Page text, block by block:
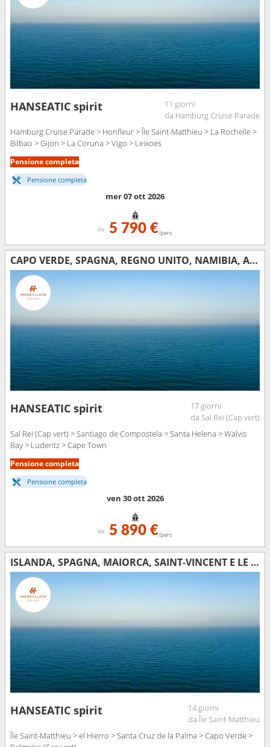
HANSEATIC spirit
11 giorni
da Hamburg Cruise Parade
Hamburg Cruise Parade > Honfleur > Île Saint-Matthieu > La Rochelle >
Bilbao > Gijon > La Coruna > Vigo > Leixoes
Pensione completa
Pensione completa
mer 07 ott 2026
da 5 790 €/pers
CAPO VERDE, SPAGNA, REGNO UNITO, NAMIBIA, AFRICA DEL SUD
HANSEATIC spirit
17 giorni
da Sal Rei (Cap vert)
Sal Rei (Cap vert) > Santiago de Compostela > Santa Helena > Walvis
Bay > Luderitz > Cape Town
Pensione completa
Pensione completa
ven 30 ott 2026
da 5 890 €/pers
ISLANDA, SPAGNA, MAIORCA, SAINT-VINCENT E LE GRENADINE, CAPO VERDE
HANSEATIC spirit
14 giorni
da Île Saint-Matthieu
Île Saint-Matthieu > el Hierro > Santa Cruz de la Palma > Capo Verde >